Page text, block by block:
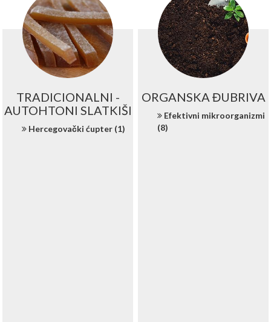
TRADICIONALNI -
AUTOHTONI SLATKIŠI
Hercegovački ćupter (1)
ORGANSKA ĐUBRIVA
Efektivni mikroorganizmi
(8)